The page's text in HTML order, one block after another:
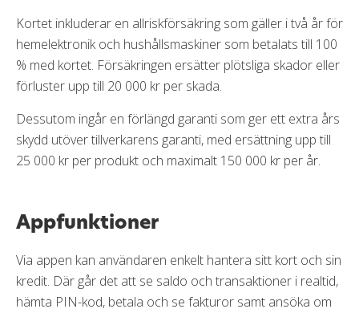
Kortet inkluderar en allriskförsäkring som gäller i två år för
hemelektronik och hushållsmaskiner som betalats till 100
% med kortet. Försäkringen ersätter plötsliga skador eller
förluster upp till 20 000 kr per skada.
Dessutom ingår en förlängd garanti som ger ett extra års
skydd utöver tillverkarens garanti, med ersättning upp till
25 000 kr per produkt och maximalt 150 000 kr per år.
Appfunktioner
Via appen kan användaren enkelt hantera sitt kort och sin
kredit. Där går det att se saldo och transaktioner i realtid,
hämta PIN-kod, betala och se fakturor samt ansöka om